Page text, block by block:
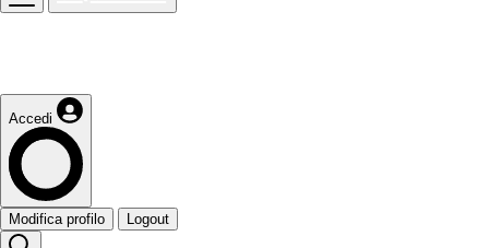
Accedi
Modifica profilo Logout